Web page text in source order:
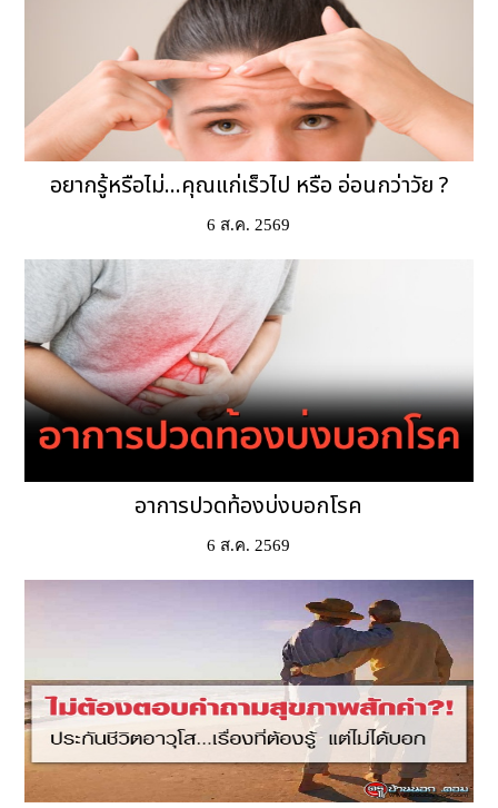
อยากรู้หรือไม่...คุณแก่เร็วไป หรือ อ่อนกว่าวัย ?
6 ส.ค. 2569
อาการปวดท้องบ่งบอกโรค
6 ส.ค. 2569